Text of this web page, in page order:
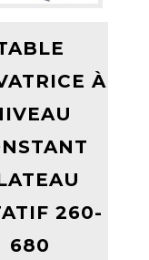
À
260-
680